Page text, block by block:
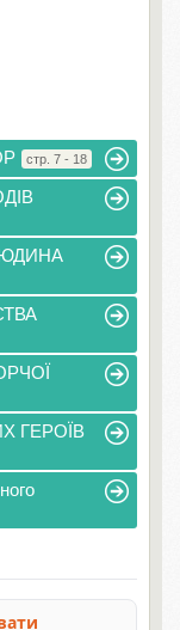
стр. 7 - 18
ГЕРОЇВ